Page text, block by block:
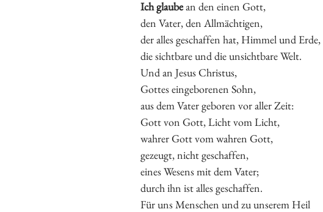
Ich glaubean den einen Gott,
den Vater, den Allmächtigen,
der alles geschaffen hat, Himmel und Erde,
die sichtbare und die unsichtbare Welt.
Und an Jesus Christus,
Gottes eingeborenen Sohn,
aus dem Vater geboren vor aller Zeit:
Gott von Gott, Licht vom Licht,
wahrer Gott vom wahren Gott,
gezeugt, nicht geschaffen,
eines Wesens mit dem Vater;
durch ihn ist alles geschaffen.
Für uns Menschen und zu unserem Heil